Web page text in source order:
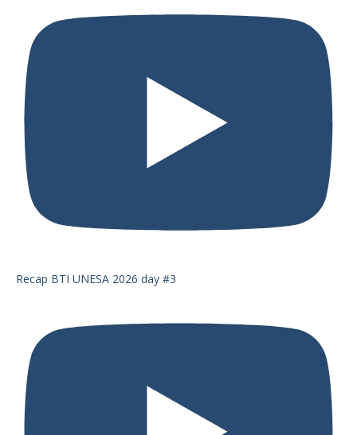
Recap BTI UNESA 2026 day #3